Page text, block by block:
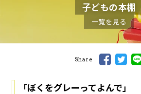
子どもの本棚
一覧を見る
Share
「ぼくをグレーってよんで」